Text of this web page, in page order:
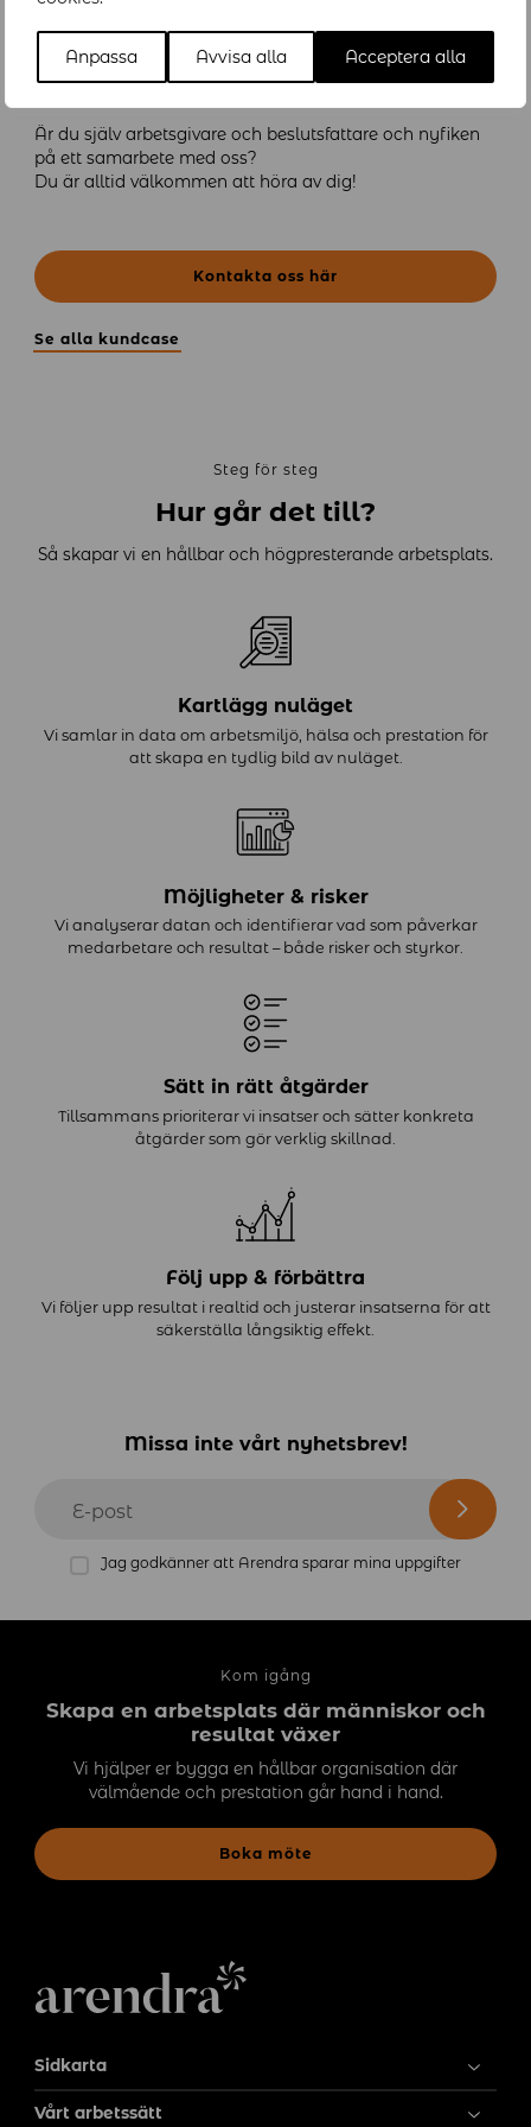
Anpassa Avvisa alla Acceptera alla
Är du själv arbetsgivare och beslutsfattare och nyfiken
på ett samarbete med oss?
Du är alltid välkommen att höra av dig!
Kontakta oss här
Se alla kundcase
Steg för steg
Hur går det till?
Så skapar vi en hållbar och högpresterande arbetsplats.
Kartlägg nuläget
Vi samlar in data om arbetsmiljö, hälsa och prestation för
att skapa en tydlig bild av nuläget.
Möjligheter & risker
Vi analyserar datan och identifierar vad som påverkar
medarbetare och resultat – både risker och styrkor.
Sätt in rätt åtgärder
Tillsammans prioriterar vi insatser och sätter konkreta
åtgärder som gör verklig skillnad.
Följ upp & förbättra
Vi följer upp resultat i realtid och justerar insatserna för att
säkerställa långsiktig effekt.
Missa inte vårt nyhetsbrev!
E-post
Jag godkänner att Arendra sparar mina uppgifter
Kom igång
Skapa en arbetsplats där människor och
resultat växer
Vi hjälper er bygga en hållbar organisation där
välmående och prestation går hand i hand.
Boka möte
Sidkarta
Vårt arbetssätt